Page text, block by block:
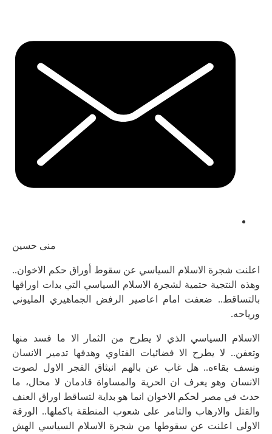
منى حسين
اعلنت شجرة الاسلام السياسي عن سقوط أوراق حكم الاخوان..
وهذه النتجية حتمية لشجرة الاسلام السياسي التي بدات اوراقها
بالتساقط.. ضعفت امام اعاصير الرفض الجماهيري المليوني
ورياحه.
الاسلام السياسي الذي لا يطرح من الثمار الا ما فسد منها
وتعفن.. لا يطرح الا فضائيات الفتاوي وهدفها تدمير الانسان
ونسف بقاءه.. هل غاب عن بالهم انبثاق الفجر الاول لصوت
الانسان وهو يعرف ان الحرية والمساواة قادمان لا محال، ما
حدث في مصر لحكم الاخوان انما هو بداية لتساقط اوراق العنف
والقتل والارهاب والتامر على شعوب المنطقة باكملها.. الورقة
الاولى اعلنت عن سقوطها من شجرة الاسلام السياسي الهش